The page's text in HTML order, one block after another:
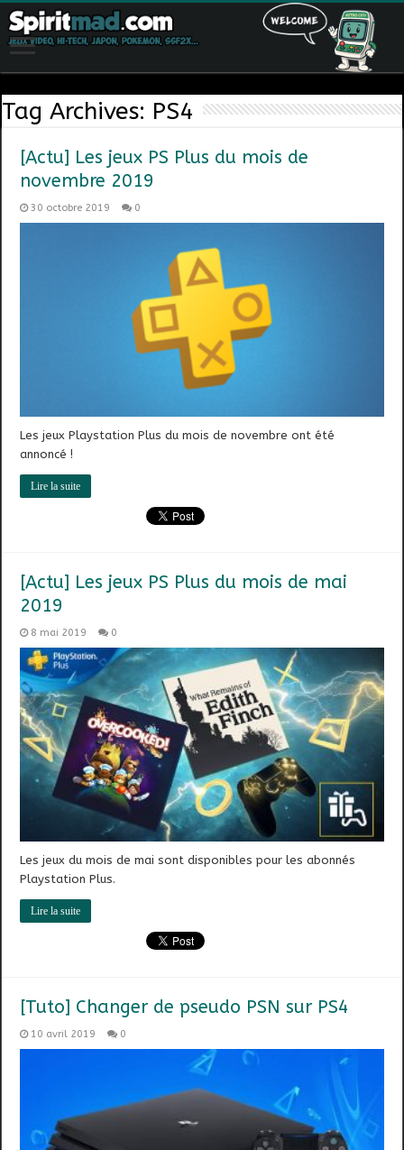
Tag Archives: PS4
[Actu] Les jeux PS Plus du mois de
novembre 2019
30 octobre 2019 0
Les jeux Playstation Plus du mois de novembre ont été
annoncé !
Lire la suite
[Actu] Les jeux PS Plus du mois de mai
2019
8 mai 2019 0
Les jeux du mois de mai sont disponibles pour les abonnés
Playstation Plus.
Lire la suite
[Tuto] Changer de pseudo PSN sur PS4
10 avril 2019 0